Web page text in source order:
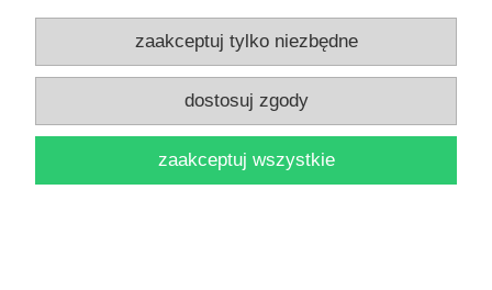
Janina znak Sobieskich / Bronisław Heyduk
12,90 zł
zaakceptuj tylko niezbędne
dostosuj zgody
zaakceptuj wszystkie